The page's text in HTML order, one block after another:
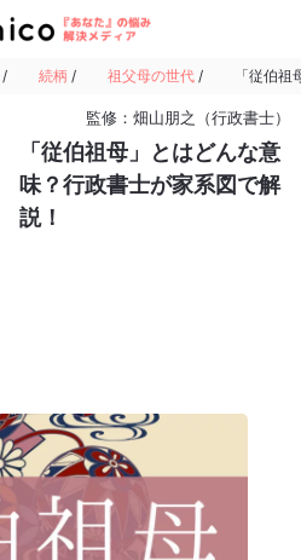
/ 続柄 / 祖父母の世代 / 「従伯祖
監修：畑山朋之（行政書士）
「従伯祖母」とはどんな意
味？行政書士が家系図で解
説！